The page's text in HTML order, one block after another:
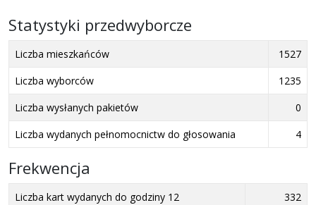
Statystyki przedwyborcze
Liczba mieszkańców
1527
Liczba wyborców
1235
Liczba wysłanych pakietów
0
Liczba wydanych pełnomocnictw do głosowania
4
Frekwencja
Liczba kart wydanych do godziny 12
332